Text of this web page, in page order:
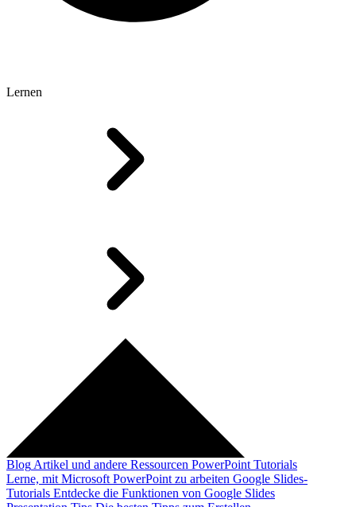
Lernen
Blog Artikel und andere Ressourcen PowerPoint Tutorials
Lerne, mit Microsoft PowerPoint zu arbeiten Google Slides-
Tutorials Entdecke die Funktionen von Google Slides